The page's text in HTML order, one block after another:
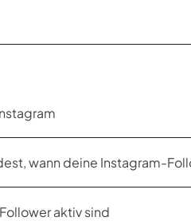
wann deine Instagram-
aktiv sind